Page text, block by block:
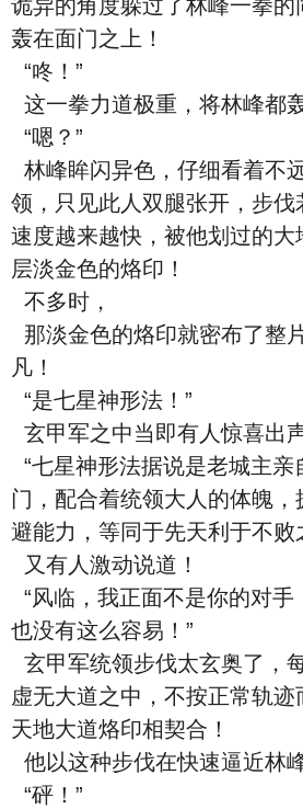
诡异的角度躲过了林峰一拳的
轰在面门之上！
“咚！”
这一拳力道极重，将林峰都
“嗯？”
林峰眸闪异色，仔细看着不
领，只见此人双腿张开，步伐
速度越来越快，被他划过的大
层淡金色的烙印！
不多时，
那淡金色的烙印就密布了整
凡！
“是七星神形法！”
玄甲军之中当即有人惊喜出
“七星神形法据说是老城主亲
门，配合着统领大人的体魄，
避能力，等同于先天利于不败
又有人激动说道！
“风临，我正面不是你的对手
也没有这么容易！”
玄甲军统领步伐太玄奥了，
虚无大道之中，不按正常轨
天地大道烙印相契合！
他以这种步伐在快速逼近林
“砰！”